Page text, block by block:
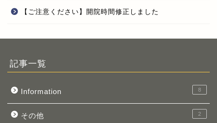
【ご注意ください】開院時間修正しました
記事一覧
Information 8
その他 2